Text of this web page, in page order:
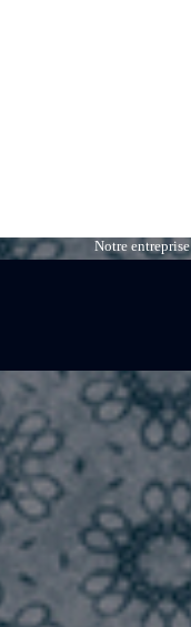
Notre entreprise